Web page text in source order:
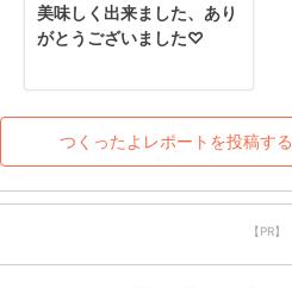
美味しく出来ました、あり
がとうございました♡
つくったよレポートを投稿する
【PR】